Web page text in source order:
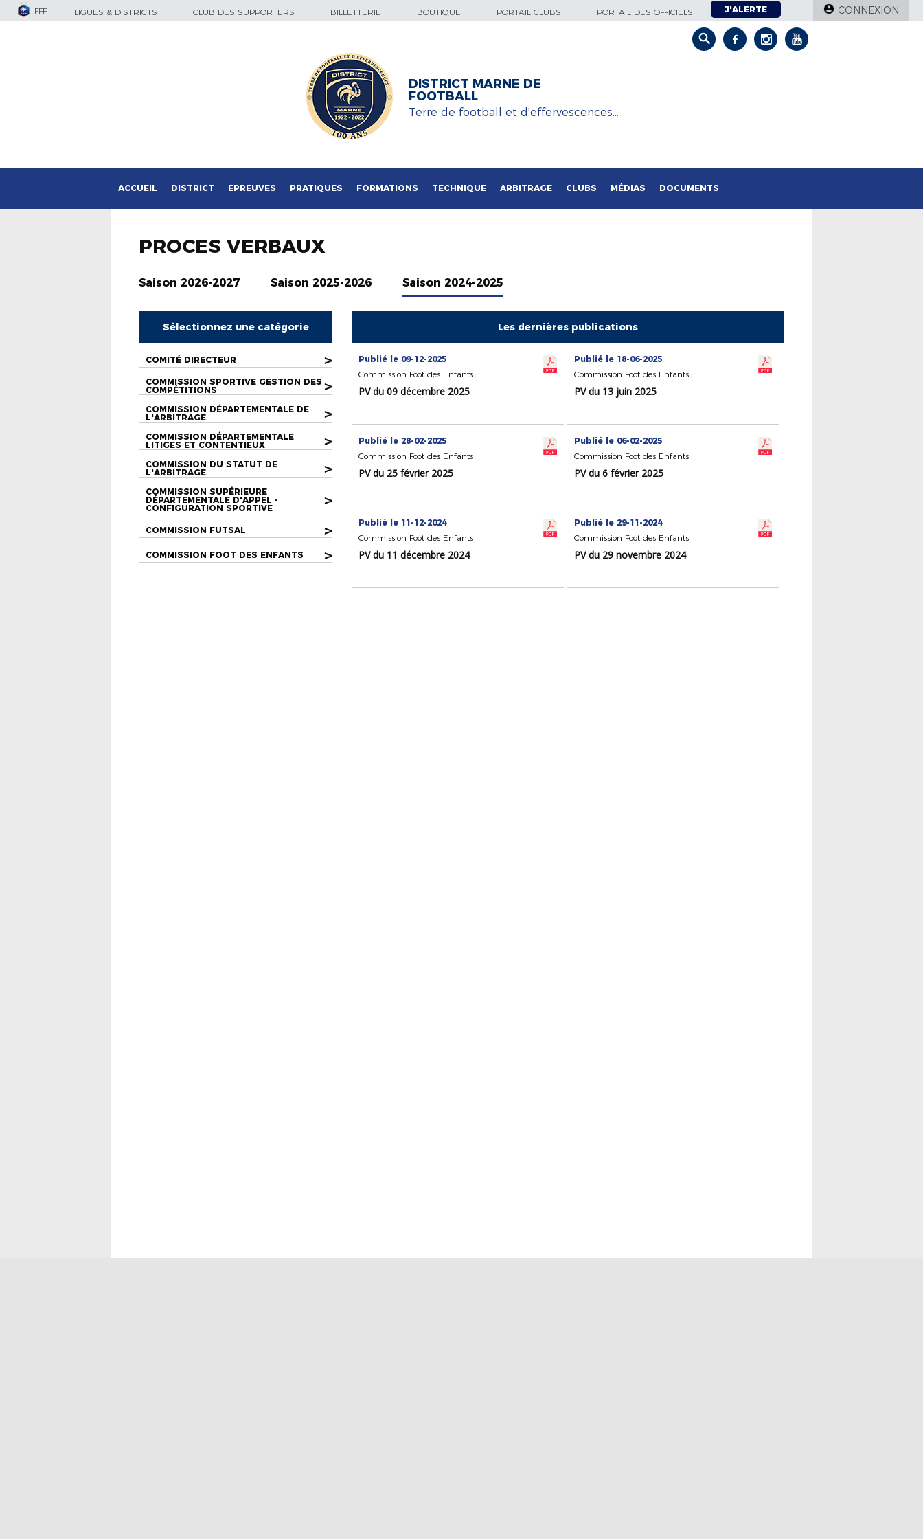
FFF LIGUES & DISTRICTS CLUB DES SUPPORTERS BILLETTERIE BOUTIQUE PORTAIL CLUBS PORTAIL DES OFFICIELS J'ALERTE CONNEXION
DISTRICT MARNE DE
FOOTBALL
Terre de football et d'effervescences…
ACCUEIL DISTRICT EPREUVES PRATIQUES FORMATIONS TECHNIQUE ARBITRAGE CLUBS MÉDIAS DOCUMENTS
PROCES VERBAUX
Saison 2026-2027 Saison 2025-2026 Saison 2024-2025
Sélectionnez une catégorie
COMITÉ DIRECTEUR >
COMMISSION SPORTIVE GESTION DES
COMPÉTITIONS
>
COMMISSION DÉPARTEMENTALE DE
L'ARBITRAGE
>
COMMISSION DÉPARTEMENTALE
LITIGES ET CONTENTIEUX
>
COMMISSION DU STATUT DE
L'ARBITRAGE
>
COMMISSION SUPÉRIEURE
DÉPARTEMENTALE D'APPEL -
CONFIGURATION SPORTIVE
>
COMMISSION FUTSAL >
COMMISSION FOOT DES ENFANTS >
Les dernières publications
Publié le 09-12-2025
Commission Foot des Enfants
PV du 09 décembre 2025
Publié le 18-06-2025
Commission Foot des Enfants
PV du 13 juin 2025
Publié le 28-02-2025
Commission Foot des Enfants
PV du 25 février 2025
Publié le 06-02-2025
Commission Foot des Enfants
PV du 6 février 2025
Publié le 11-12-2024
Commission Foot des Enfants
PV du 11 décembre 2024
Publié le 29-11-2024
Commission Foot des Enfants
PV du 29 novembre 2024